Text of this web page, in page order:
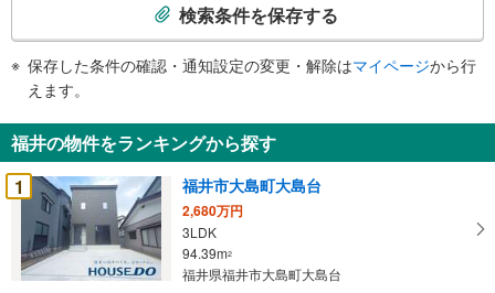
知
を
受
け
る
・
検索条件を保存する
保存した条件の確認・通知設定の変更・解除はマイページから行
えます。
福井の物件をランキングから探す
1
福井市大島町大島台
2,680万円
3LDK
94.39m2
福井県福井市大島町大島台